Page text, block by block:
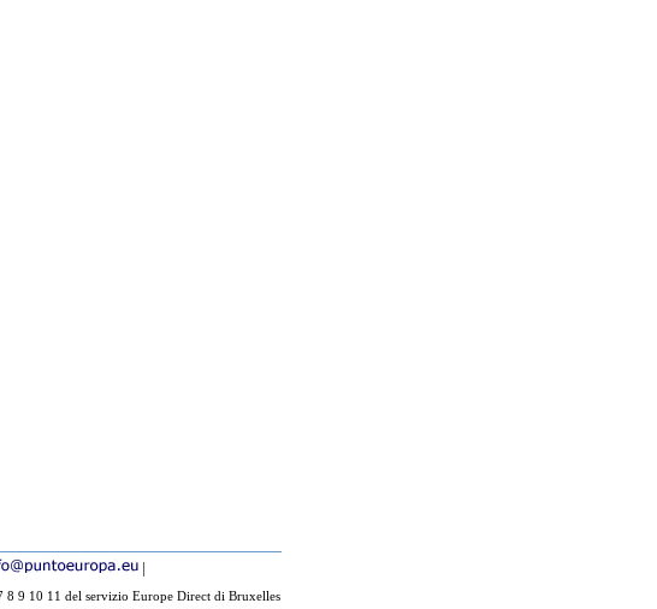
|
8 9 10 11 del servizio Europe Direct di Bruxelles